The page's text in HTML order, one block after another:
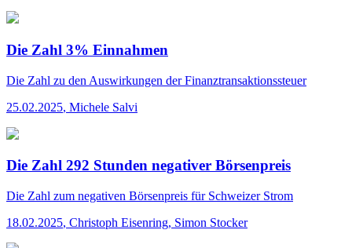
Die Zahl 3% Einnahmen
Die Zahl zu den Auswirkungen der Finanztransaktionssteuer
25.02.2025, Michele Salvi
Die Zahl 292 Stunden negativer Börsenpreis
Die Zahl zum negativen Börsenpreis für Schweizer Strom
18.02.2025, Christoph Eisenring, Simon Stocker